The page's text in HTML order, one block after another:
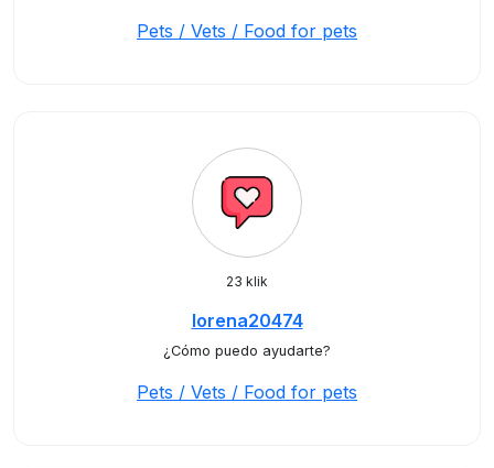
Pets / Vets / Food for pets
23 klik
lorena20474
¿Cómo puedo ayudarte?
Pets / Vets / Food for pets